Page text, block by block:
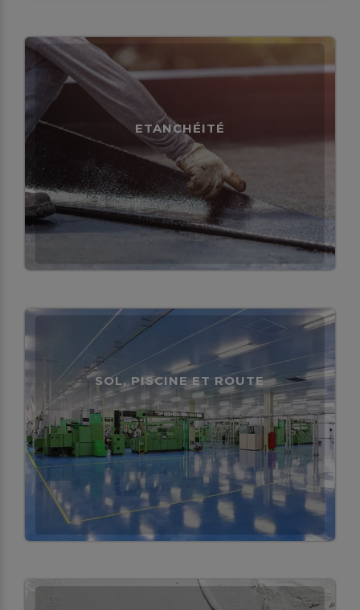
ETANCHÉITÉ
SOL, PISCINE ET ROUTE